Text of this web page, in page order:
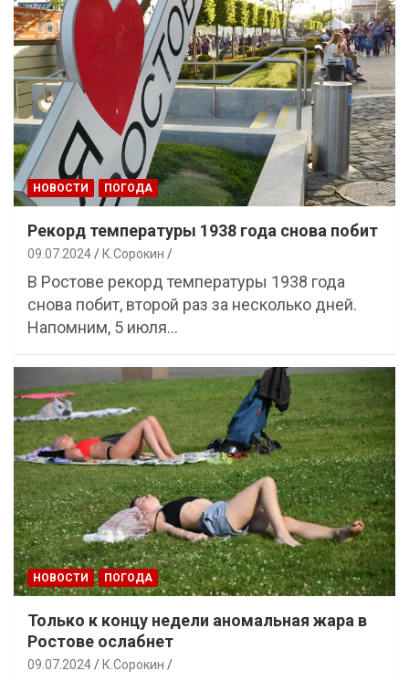
НОВОСТИ ПОГОДА
Рекорд температуры 1938 года снова побит
09.07.2024 К.Сорокин
В Ростове рекорд температуры 1938 года
снова побит, второй раз за несколько дней.
Напомним, 5 июля…
НОВОСТИ ПОГОДА
Только к концу недели аномальная жара в
Ростове ослабнет
09.07.2024 К.Сорокин